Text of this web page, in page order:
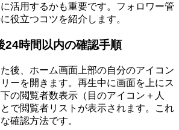
活用するかも重要です。フォロワー管
役立つコツを紹介します。
24時間以内の確認手順
後、ホーム画面上部の自分のアイコン
ーを開きます。再生中に画面を上にス
の閲覧者数表示（目のアイコン＋人
で閲覧者リストが表示されます。これ
確認方法です。